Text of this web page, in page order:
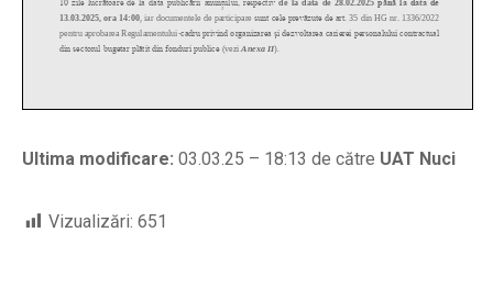
Ultima modificare: 03.03.25 – 18:13 de către UAT Nuci
Vizualizări: 651